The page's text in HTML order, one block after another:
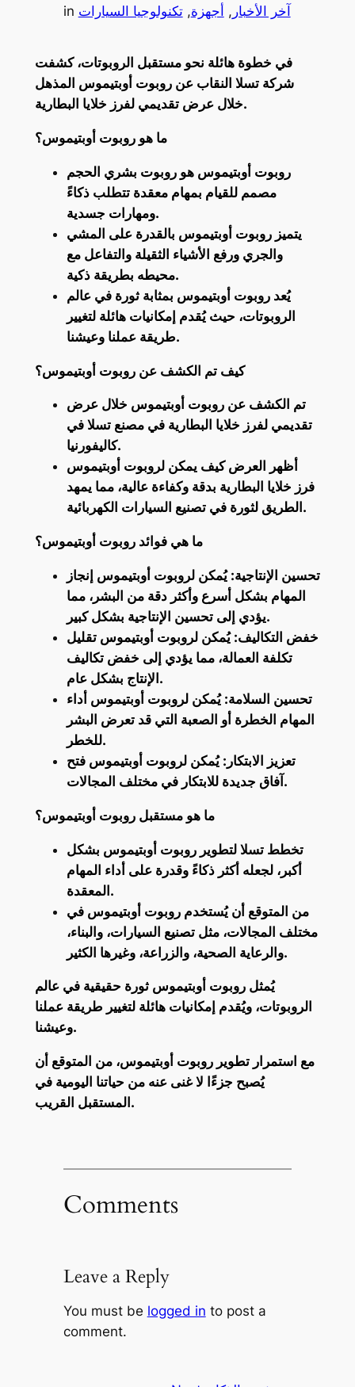
in آخر الأخبار , أجهزة, تكنولوجيا السيارات
في خطوة هائلة نحو مستقبل الروبوتات، كشفت
شركة تسلا النقاب عن روبوت أوبتيموس المذهل
خلال عرض تقديمي لفرز خلايا البطارية.
ما هو روبوت أوبتيموس؟
روبوت أوبتيموس هو روبوت بشري الحجم
مصمم للقيام بمهام معقدة تتطلب ذكاءً
ومهارات جسدية.
يتميز روبوت أوبتيموس بالقدرة على المشي
والجري ورفع الأشياء الثقيلة والتفاعل مع
محيطه بطريقة ذكية.
يُعد روبوت أوبتيموس بمثابة ثورة في عالم
الروبوتات، حيث يُقدم إمكانيات هائلة لتغيير
طريقة عملنا وعيشنا.
كيف تم الكشف عن روبوت أوبتيموس؟
تم الكشف عن روبوت أوبتيموس خلال عرض
تقديمي لفرز خلايا البطارية في مصنع تسلا في
كاليفورنيا.
أظهر العرض كيف يمكن لروبوت أوبتيموس
فرز خلايا البطارية بدقة وكفاءة عالية، مما يمهد
الطريق لثورة في تصنيع السيارات الكهربائية.
ما هي فوائد روبوت أوبتيموس؟
تحسين الإنتاجية: يُمكن لروبوت أوبتيموس إنجاز
المهام بشكل أسرع وأكثر دقة من البشر، مما
يؤدي إلى تحسين الإنتاجية بشكل كبير.
خفض التكاليف: يُمكن لروبوت أوبتيموس تقليل
تكلفة العمالة، مما يؤدي إلى خفض تكاليف
الإنتاج بشكل عام.
تحسين السلامة: يُمكن لروبوت أوبتيموس أداء
المهام الخطرة أو الصعبة التي قد تعرض البشر
للخطر.
تعزيز الابتكار: يُمكن لروبوت أوبتيموس فتح
آفاق جديدة للابتكار في مختلف المجالات.
ما هو مستقبل روبوت أوبتيموس؟
تخطط تسلا لتطوير روبوت أوبتيموس بشكل
أكبر، لجعله أكثر ذكاءً وقدرة على أداء المهام
المعقدة.
من المتوقع أن يُستخدم روبوت أوبتيموس في
مختلف المجالات، مثل تصنيع السيارات، والبناء،
والرعاية الصحية، والزراعة، وغيرها الكثير.
يُمثل روبوت أوبتيموس ثورة حقيقية في عالم
الروبوتات، ويُقدم إمكانيات هائلة لتغيير طريقة عملنا
وعيشنا.
مع استمرار تطوير روبوت أوبتيموس، من المتوقع أن
يُصبح جزءًا لا غنى عنه من حياتنا اليومية في
المستقبل القريب.
Comments
Leave a Reply
You must be logged in to post a
comment.